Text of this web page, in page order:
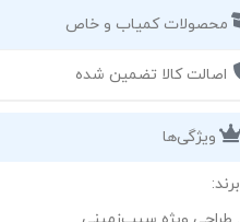
محصولات کمیاب و خاص
اصالت کالا تضمین شده
ویژگی‌ها
برند: